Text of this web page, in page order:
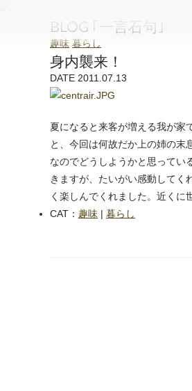
BLOG ｢一言石句｣
趣味 暮らし
身内襲来！
DATE 2011.07.13
夏になると来客が増える我が家
と、今回は何故だか上の姉の末
なのでどうしようかと思ってい
きますが、たいがい感動してく
く楽しんでくれました。近くに
CAT： 趣味 | 暮らし